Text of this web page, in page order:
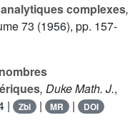
complexes,
73 (1956), pp. 157-
, Duke Math. J.,
| Zbl | MR | DOI